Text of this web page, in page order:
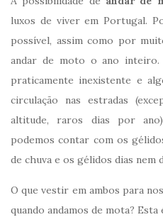
luxos de viver em Portugal.
possível, assim como por
andar de moto o ano
praticamente inexistente e
circulação nas estradas
altitude, raros dias por
podemos contar com os
de chuva e os gélidos dias nem
O que vestir em ambos para
quando andamos de mota?